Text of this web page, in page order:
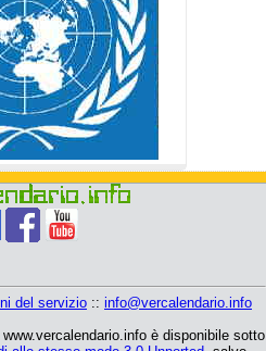
del servizio :: info@vercalendario.info
è disponibile sotto